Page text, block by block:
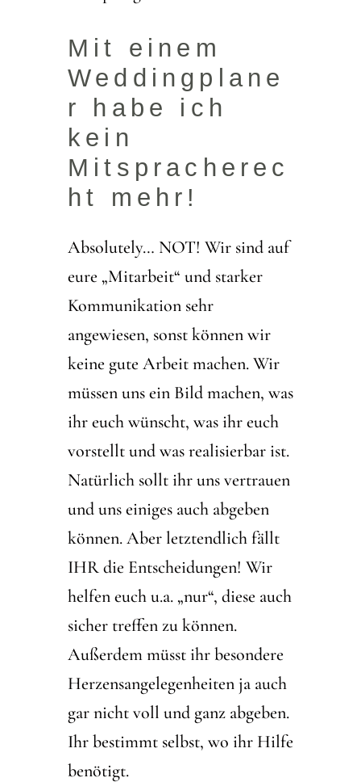
Mit einem
Weddingplane
r habe ich
kein
Mitspracherec
ht mehr!
Absolutely… NOT! Wir sind auf
eure „Mitarbeit“ und starker
Kommunikation sehr
angewiesen, sonst können wir
keine gute Arbeit machen. Wir
müssen uns ein Bild machen, was
ihr euch wünscht, was ihr euch
vorstellt und was realisierbar ist.
Natürlich sollt ihr uns vertrauen
und uns einiges auch abgeben
können. Aber letztendlich fällt
IHR die Entscheidungen! Wir
helfen euch u.a. „nur“, diese auch
sicher treffen zu können.
Außerdem müsst ihr besondere
Herzensangelegenheiten ja auch
gar nicht voll und ganz abgeben.
Ihr bestimmt selbst, wo ihr Hilfe
benötigt.